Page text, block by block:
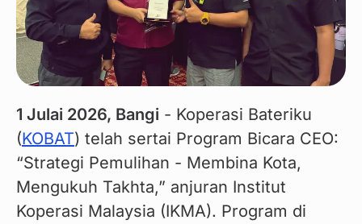
1 Julai 2026, Bangi - Koperasi Bateriku
(KOBAT) telah sertai Program Bicara CEO:
“Strategi Pemulihan - Membina Kota,
Mengukuh Takhta,” anjuran Institut
Koperasi Malaysia (IKMA). Program di